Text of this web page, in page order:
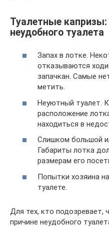
Туалетные
неудобного туалета
Запах в лотке.
отказываются
запачкан. Самые
метить.
Неуютный туалет.
расположение
находиться в
Слишком большой
Габариты лотка
размерам его
Попытки хозяина
туалете.
Для тех, кто подозревает,
причине неудобного